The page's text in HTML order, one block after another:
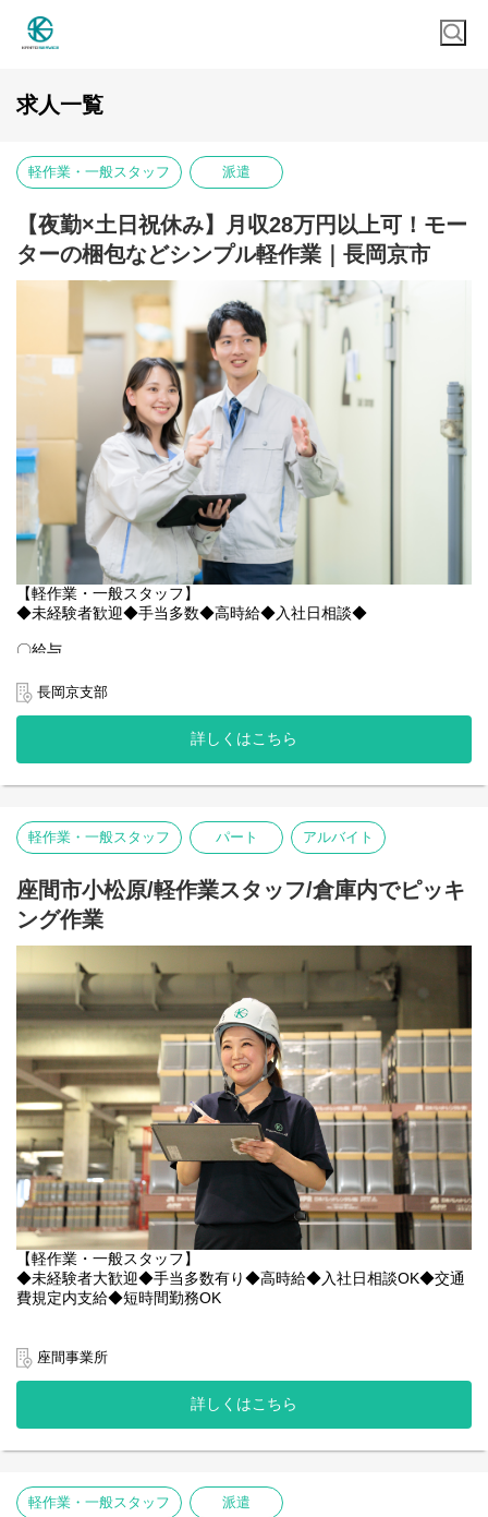
求人一覧
軽作業・一般スタッフ 派遣
【夜勤×土日祝休み】月収28万円以上可！モー
ターの梱包などシンプル軽作業｜長岡京市
【軽作業・一般スタッフ】
◆未経験者歓迎◆手当多数◆高時給◆入社日相談◆
〇給与
※１日12,950円×21＝271,950
※22時〜翌5時は深夜時給 1,750円
＜＜＜月収28万円実現可能です＞＞＞＞
ルワーク／
京都府長岡京市にある工場にて、商業用モーターの梱包スタッフ
「夜勤で効率よく稼ぎたいけれど、プライベートの時間も大切に
したい」という方にぴったりの環境です。
機械を操作して、ラインで流れてくるモーターを箱詰め、梱包す
る、シンプルなルーチンワークです。
製品を箱に入れる
緩衝材（プチプチなど）を詰める
出荷用のラベルを貼る
難しい作業や力仕事はほとんどありません。未経験の方でも1週間
程度で慣れていただける内容です！
【深夜手当で賢く稼ぐ！】
基本時給が1,400円と高めなうえ、22時以降は深夜手当で時給
1,750円にアップ！
効率よく収入を得られるのが夜勤の最大の魅力です。
【残業は月10時間程度と少なめ】
「毎日残業でクタクタ…」なんてことはありません。
定時退社ができる日も多く、プライベートの予定や睡眠時間もし
っかり確保できます。
完全週休二日制なので、週末はリフレッシュ！
大手メーカー内での業務、かつ制服も支給されるので、安定して
長く働きたい方に最適です。
長岡京市内はもちろん、近隣エリアからも通勤便利。
す。
長岡京支部
詳しくはこちら
軽作業・一般スタッフ パート アルバイト
座間市小松原/軽作業スタッフ/倉庫内でピッキ
ング作業
【軽作業・一般スタッフ】
◆未経験者大歓迎◆手当多数有り◆高時給◆入社日相談OK◆交通
費規定内支給◆短時間勤務OK
高時給￥1,250～ あなたの頑張りしっかり評価します！
給与例：￥1,250×8ｈ＝￥10,000日 ￥10,000×21日＝￥210,000/
〇業務内容
キング作業をお願いします！
梱包やピッキングなどの作業が中心で、決して難しい作業はあり
座間事業所
詳しくはこちら
軽作業・一般スタッフ 派遣